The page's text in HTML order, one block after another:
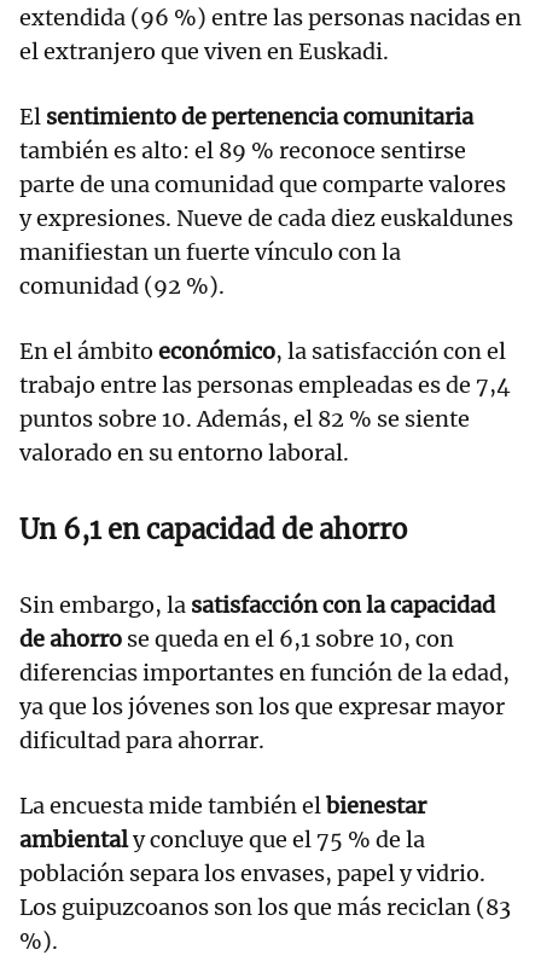
extendida (96 %) entre las personas nacidas en
el extranjero que viven en Euskadi.
El sentimiento de pertenencia comunitaria
también es alto: el 89 % reconoce sentirse
parte de una comunidad que comparte valores
y expresiones. Nueve de cada diez euskaldunes
manifiestan un fuerte vínculo con la
comunidad (92 %).
En el ámbito económico, la satisfacción con el
trabajo entre las personas empleadas es de 7,4
puntos sobre 10. Además, el 82 % se siente
valorado en su entorno laboral.
Un 6,1 en capacidad de ahorro
Sin embargo, la satisfacción con la capacidad
de ahorro se queda en el 6,1 sobre 10, con
diferencias importantes en función de la edad,
ya que los jóvenes son los que expresar mayor
dificultad para ahorrar.
La encuesta mide también elbienestar
ambientaly concluye que el 75 % de la
población separa los envases, papel y vidrio.
Los guipuzcoanos son los que más reciclan (83
%).